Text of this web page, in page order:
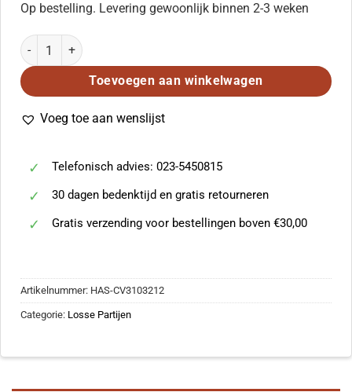
Op bestelling. Levering gewoonlijk binnen 2-3 weken
Bach: Liebster Jesu Mein Verlangen BWV 32 aantal
Toevoegen aan winkelwagen
Voeg toe aan wenslijst
Telefonisch advies: 023-5450815
30 dagen bedenktijd en gratis retourneren
Gratis verzending voor bestellingen boven €30,00
Artikelnummer: HAS-CV3103212
Categorie: Losse Partijen